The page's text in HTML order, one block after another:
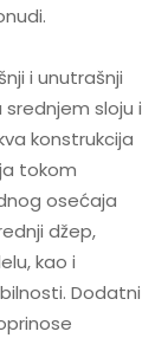
i unutrašnji
sloju i
konstrukcija
tokom
osećaja
džep,
kao i
Dodatni